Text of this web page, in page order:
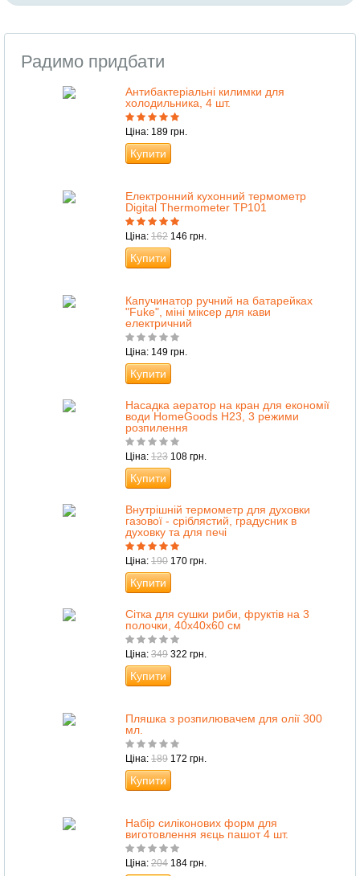
Радимо придбати
Антибактеріальні килимки для
холодильника, 4 шт.
Ціна: 189 грн.
Купити
Електронний кухонний термометр
Digital Thermometer TP101
Ціна: 162 146 грн.
Купити
Капучинатор ручний на батарейках
"Fuke", міні міксер для кави
електричний
Ціна: 149 грн.
Купити
Насадка аератор на кран для економії
води HomeGoods H23, 3 режими
розпилення
Ціна: 123 108 грн.
Купити
Внутрішній термометр для духовки
газової - сріблястий, градусник в
духовку та для печі
Ціна: 190 170 грн.
Купити
Сітка для сушки риби, фруктів на 3
полочки, 40х40х60 см
Ціна: 349 322 грн.
Купити
Пляшка з розпилювачем для олії 300
мл.
Ціна: 189 172 грн.
Купити
Набір силіконових форм для
виготовлення яєць пашот 4 шт.
Ціна: 204 184 грн.